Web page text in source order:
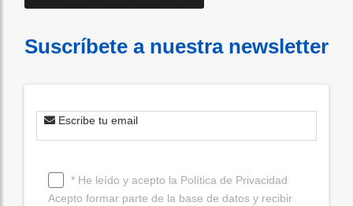
Suscríbete a nuestra newsletter
Escribe tu email
* He leído y acepto la Política de Privacidad
Acepto formar parte de la base de datos y recibir